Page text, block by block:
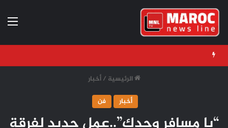
الرئيسية / أخبار
أخبار
فن